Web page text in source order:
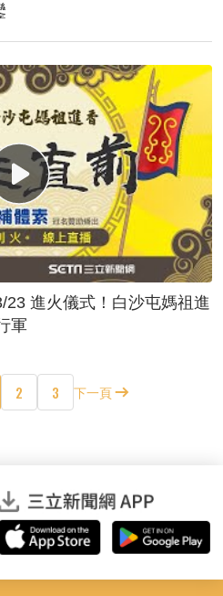
進火儀式！白沙屯媽祖進
軍
2 3 下一頁